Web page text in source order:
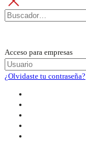
Acceso para empresas
¿Olvidaste tu contraseña?